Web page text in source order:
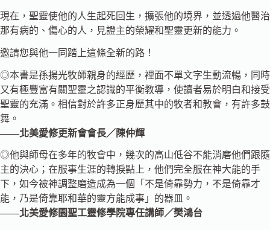
現在，聖靈使他的人生起死回生，擴張他的境界，並透過他醫治
那有病的、傷心的人，見證主的榮耀和聖靈更新的能力。
邀請您與他一同踏上這條全新的路！
◎本書是孫揚光牧師親身的經歷，裡面不單文字生動流暢，同時
又有極豐富有關聖靈之認識的平衡教導，使讀者易於明白和接受
聖靈的充滿。相信對於許多正身歷其中的牧者和教會，有許多鼓
舞。
——北美愛修更新會會長／陳仲輝
◎他與師母在多年的牧會中，幾次的高山低谷不能消磨他們跟隨
主的決心；在服事生涯的轉捩點上，他們完全服在神大能的手
下，如今被神調整磨造成為一個「不是倚靠勢力，不是倚靠才
能，乃是倚靠耶和華的靈方能成事」的器皿。
——北美愛修園聖工靈修學院專任講師／樊鴻台